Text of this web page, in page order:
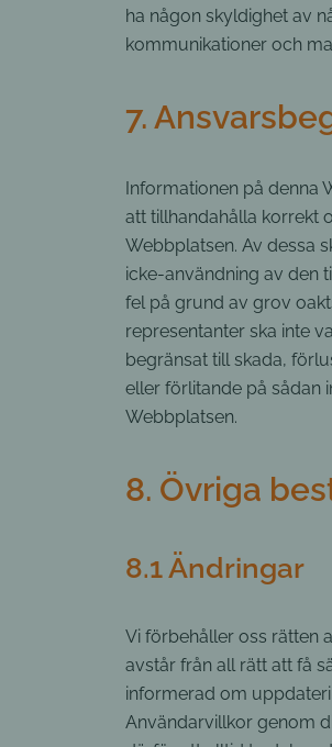
ha någon skyldighet av
kommunikationer och
7.
Informationen på denna
att tillhandahålla korrekt
Webbplatsen. Av dessa
icke-användning av den
fel på grund av grov
representanter ska inte
begränsat till skada,
eller förlitande på sådan
Webbplatsen.
8. Övriga
8.1 Ändringar
Vi förbehåller oss rätten
avstår från all rätt att få
informerad om
Användarvillkor genom